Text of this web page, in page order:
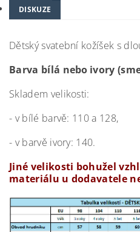
DISKUZE
Dětský svatební kožíšek s
Barva bílá nebo ivory
Skladem velikosti:
- v bílé barvě: 110 a 128,
- v barvě ivory: 140.
Jiné velikosti bohužel
materiálu u dodavatele